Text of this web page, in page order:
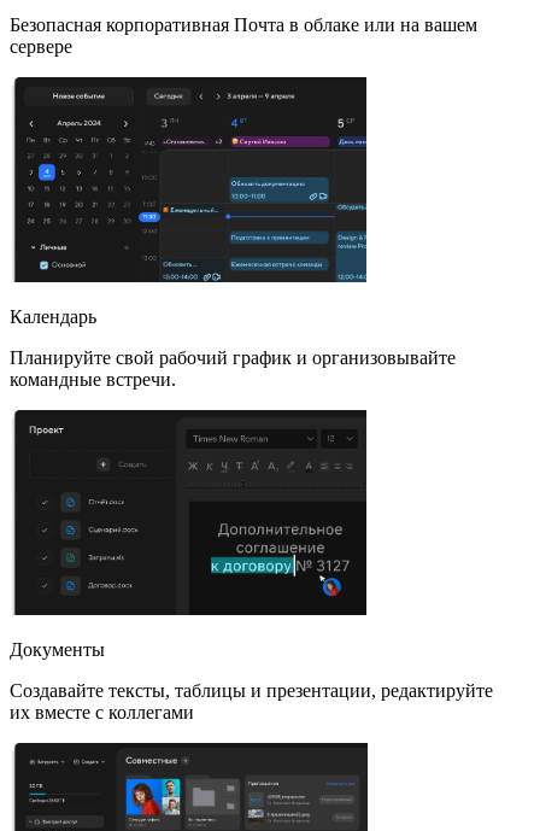
Безопасная корпоративная Почта в облаке или на вашем
сервере
Календарь
Планируйте свой рабочий график и организовывайте
командные встречи.
Документы
Создавайте тексты, таблицы и презентации, редактируйте
их вместе с коллегами